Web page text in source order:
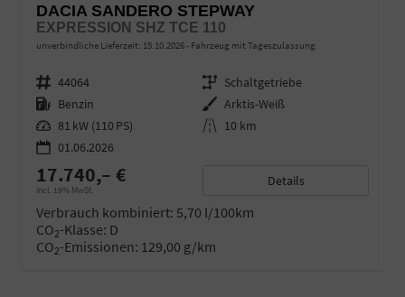
DACIA SANDERO STEPWAY
EXPRESSION SHZ TCE 110
unverbindliche Lieferzeit: 15.10.2026 Fahrzeug mit Tageszulassung
Fahrzeugnr. 44064 Getriebe Schaltgetriebe
Kraftstoff Benzin Außenfarbe Arktis-Weiß
Leistung 81 kW (110 PS) Kilometerstand 10 km
01.06.2026
17.740,– €
incl. 19% MwSt.
Details
Verbrauch kombiniert: 5,70 l/100km
CO2-Klasse: D
CO2-Emissionen: 129,00 g/km